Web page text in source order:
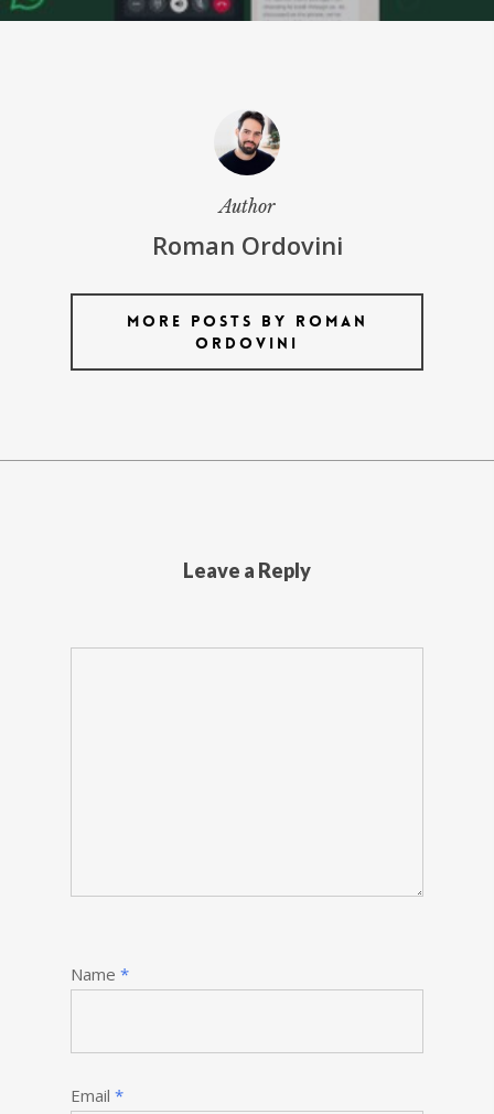
Author
Roman Ordovini
More posts by Roman
Ordovini
Leave a Reply
Name *
Email *